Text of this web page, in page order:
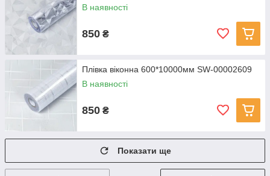
В наявності
850 ₴
Плівка віконна 600*10000мм SW-00002609
В наявності
850 ₴
Показати ще